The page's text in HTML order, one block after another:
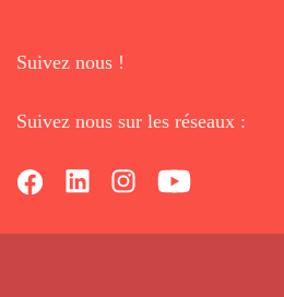
Suivez nous !
Suivez nous sur les réseaux :